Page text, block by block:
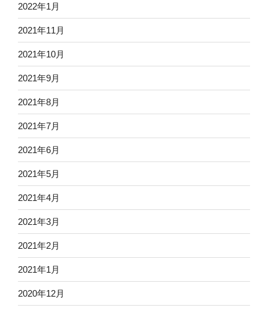
2022年1月
2021年11月
2021年10月
2021年9月
2021年8月
2021年7月
2021年6月
2021年5月
2021年4月
2021年3月
2021年2月
2021年1月
2020年12月